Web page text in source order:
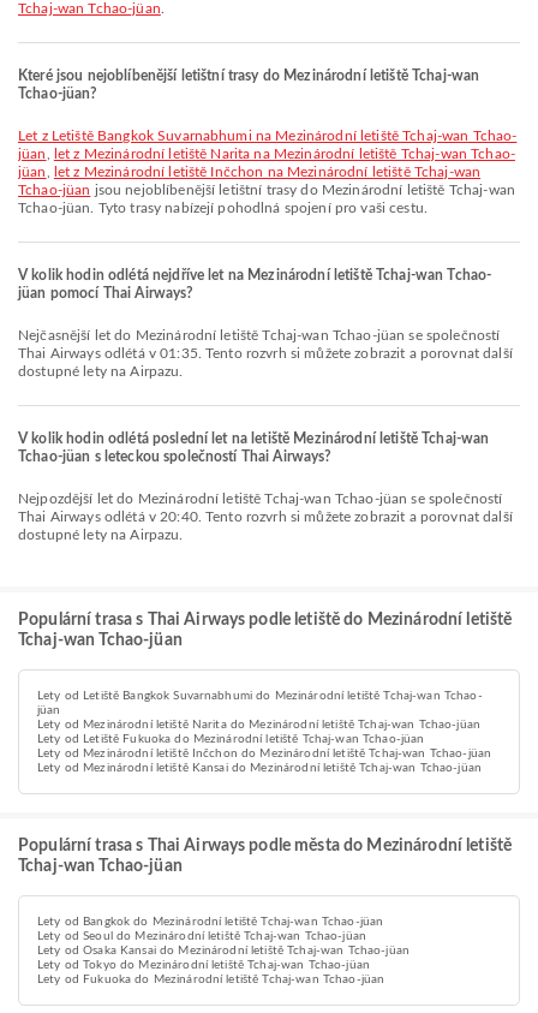
Tchaj-wan Tchao-jüan
Které jsou nejoblíbenější letištní trasy do Mezinárodní letiště Tchaj-wan
Tchao-jüan?
let z Letiště Bangkok Suvarnabhumi na Mezinárodní letiště Tchaj-wan Tchao-
jüan
let z Mezinárodní letiště Narita na Mezinárodní letiště Tchaj-wan Tchao-
jüan
let z Mezinárodní letiště Inčchon na Mezinárodní letiště Tchaj-wan
Tchao-jüan jsou nejoblíbenější letištní trasy do Mezinárodní letiště Tchaj-wan
Tchao-jüan. Tyto trasy nabízejí pohodlná spojení pro vaši cestu.
V kolik hodin odlétá nejdříve let na Mezinárodní letiště Tchaj-wan Tchao-
jüan pomocí Thai Airways?
Nejčasnější let do Mezinárodní letiště Tchaj-wan Tchao-jüan se společností
Thai Airways odlétá v 01:35. Tento rozvrh si můžete zobrazit a porovnat další
dostupné lety na Airpazu.
V kolik hodin odlétá poslední let na letiště Mezinárodní letiště Tchaj-wan
Tchao-jüan s leteckou společností Thai Airways?
Nejpozdější let do Mezinárodní letiště Tchaj-wan Tchao-jüan se společností
Thai Airways odlétá v 20:40. Tento rozvrh si můžete zobrazit a porovnat další
dostupné lety na Airpazu.
Populární trasa s Thai Airways podle letiště do Mezinárodní letiště
Tchaj-wan Tchao-jüan
Lety od Letiště Bangkok Suvarnabhumi do Mezinárodní letiště Tchaj-wan Tchao-
jüan
Lety od Mezinárodní letiště Narita do Mezinárodní letiště Tchaj-wan Tchao-jüan
Lety od Letiště Fukuoka do Mezinárodní letiště Tchaj-wan Tchao-jüan
Lety od Mezinárodní letiště Inčchon do Mezinárodní letiště Tchaj-wan Tchao-jüan
Lety od Mezinárodní letiště Kansai do Mezinárodní letiště Tchaj-wan Tchao-jüan
Populární trasa s Thai Airways podle města do Mezinárodní letiště
Tchaj-wan Tchao-jüan
Lety od Bangkok do Mezinárodní letiště Tchaj-wan Tchao-jüan
Lety od Seoul do Mezinárodní letiště Tchaj-wan Tchao-jüan
Lety od Osaka Kansai do Mezinárodní letiště Tchaj-wan Tchao-jüan
Lety od Tokyo do Mezinárodní letiště Tchaj-wan Tchao-jüan
Lety od Fukuoka do Mezinárodní letiště Tchaj-wan Tchao-jüan